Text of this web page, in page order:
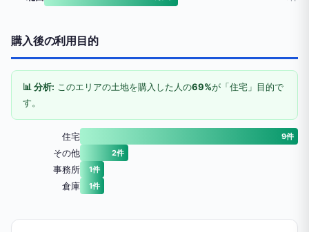
購入後の利用目的
📊 分析: このエリアの土地を購入した人の69%が「住宅」目的で
す。
住宅 9件
その他 2件
事務所 1件
倉庫 1件